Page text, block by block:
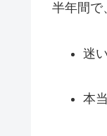
半年間で
迷
本